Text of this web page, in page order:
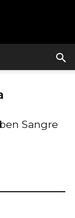
Sangre